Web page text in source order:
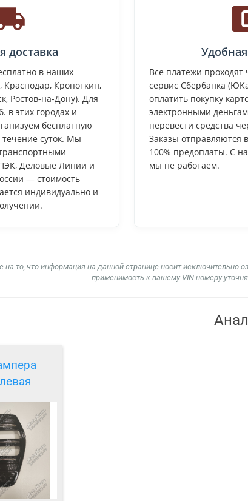
доставка
в наших
Краснодар, Кропоткин,
Ростов-на-Дону). Для
в этих городах и
бесплатную
течение суток. Мы
Деловые Линии и
— стоимость
индивидуально и
Все платежи
сервис Сбербанка
оплатить покупку
электронными
перевести средства
Заказы отправляются
100% предоплаты. С
мы не работаем.
то, что информация на данной странице носит исключительно
применимость к вашему VIN-номеру